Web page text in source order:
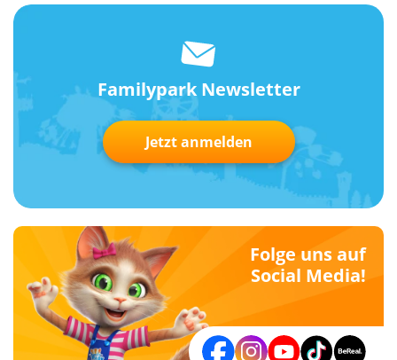
Familypark Newsletter
Jetzt anmelden
Folge uns auf
Social Media!